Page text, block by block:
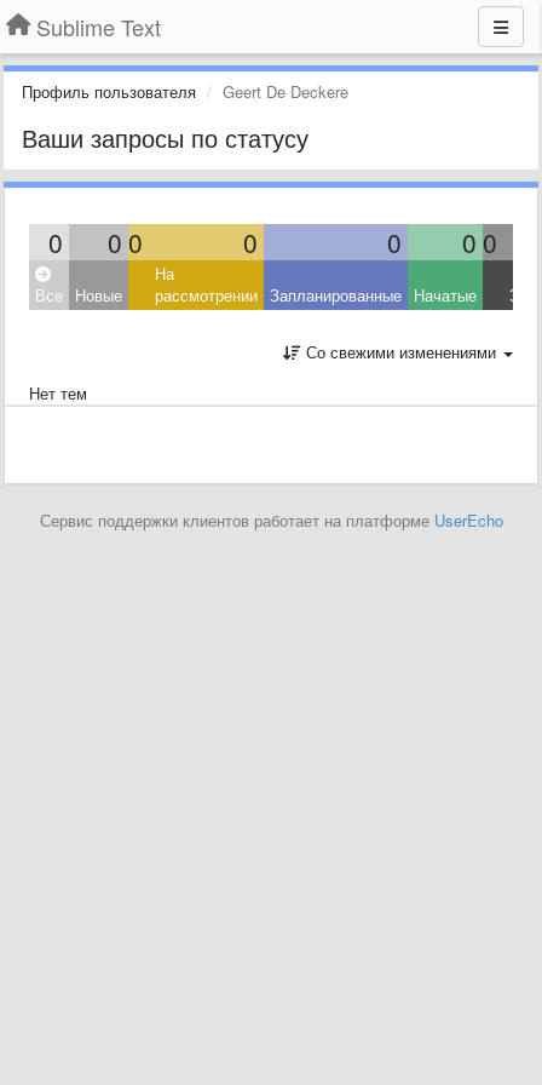
Sublime Text
Профиль пользователя Geert De Deckere
Ваши запросы по статусу
0 0 0 0 0 0 0
Все Новые
На
рассмотрении Запланированные Начатые
Со свежими изменениями
Нет тем
Сервис поддержки клиентов работает на платформе UserEcho